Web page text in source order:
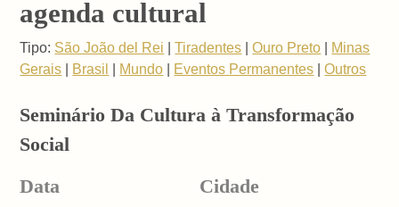
agenda cultural
Tipo: São João del Rei |Tiradentes |Ouro Preto
Minas
Gerais
Brasil Mundo Eventos Permanentes |Outros
Seminário Da Cultura à Transformação
Social
Data
Cidade